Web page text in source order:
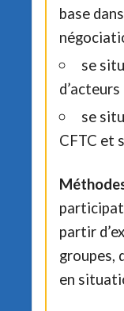
base
se
se
CFTC et
partir
groupes,
en